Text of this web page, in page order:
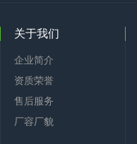
关于我们
企业简介
资质荣誉
售后服务
厂容厂貌